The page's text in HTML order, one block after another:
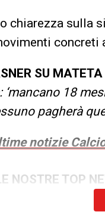
chiarezza sulla
concreti
SU
‘mancano 18
pagherà
notizie
NOSTRE TOP